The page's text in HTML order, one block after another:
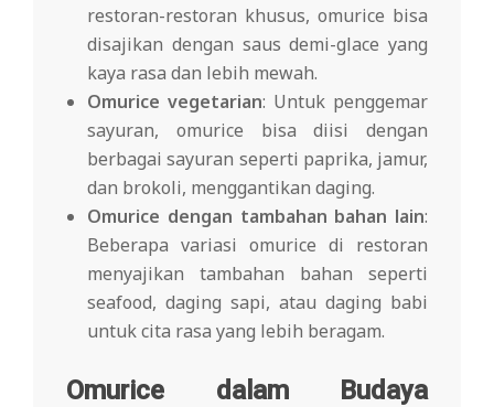
restoran-restoran khusus, omurice bisa
disajikan dengan saus demi-glace yang
kaya rasa dan lebih mewah.
Omurice vegetarian: Untuk penggemar
sayuran, omurice bisa diisi dengan
berbagai sayuran seperti paprika, jamur,
dan brokoli, menggantikan daging.
Omurice dengan tambahan bahan lain:
Beberapa variasi omurice di restoran
menyajikan tambahan bahan seperti
seafood, daging sapi, atau daging babi
untuk cita rasa yang lebih beragam.
Omurice dalam Budaya